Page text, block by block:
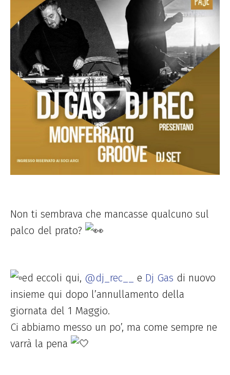
Non ti sembrava che mancasse qualcuno sul
palco del prato?
ed eccoli qui, @dj_rec__ e Dj Gas di nuovo
insieme qui dopo l’annullamento della
giornata del 1 Maggio.
Ci abbiamo messo un po’, ma come sempre ne
varrà la pena